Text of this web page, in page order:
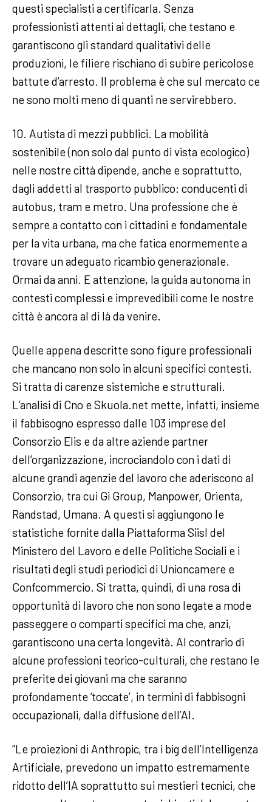
questi specialisti a certificarla. Senza
professionisti attenti ai dettagli, che testano e
garantiscono gli standard qualitativi delle
produzioni, le filiere rischiano di subire pericolose
battute d’arresto. Il problema è che sul mercato ce
ne sono molti meno di quanti ne servirebbero.
10. Autista di mezzi pubblici. La mobilità
sostenibile (non solo dal punto di vista ecologico)
nelle nostre città dipende, anche e soprattutto,
dagli addetti al trasporto pubblico: conducenti di
autobus, tram e metro. Una professione che è
sempre a contatto con i cittadini e fondamentale
per la vita urbana, ma che fatica enormemente a
trovare un adeguato ricambio generazionale.
Ormai da anni. E attenzione, la guida autonoma in
contesti complessi e imprevedibili come le nostre
città è ancora al di là da venire.
Quelle appena descritte sono figure professionali
che mancano non solo in alcuni specifici contesti.
Si tratta di carenze sistemiche e strutturali.
L’analisi di Cno e Skuola.net mette, infatti, insieme
il fabbisogno espresso dalle 103 imprese del
Consorzio Elis e da altre aziende partner
dell’organizzazione, incrociandolo con i dati di
alcune grandi agenzie del lavoro che aderiscono al
Consorzio, tra cui Gi Group, Manpower, Orienta,
Randstad, Umana. A questi si aggiungono le
statistiche fornite dalla Piattaforma Siisl del
Ministero del Lavoro e delle Politiche Sociali e i
risultati degli studi periodici di Unioncamere e
Confcommercio. Si tratta, quindi, di una rosa di
opportunità di lavoro che non sono legate a mode
passeggere o comparti specifici ma che, anzi,
garantiscono una certa longevità. Al contrario di
alcune professioni teorico-culturali, che restano le
preferite dei giovani ma che saranno
profondamente ‘toccate’, in termini di fabbisogni
occupazionali, dalla diffusione dell’AI.
“Le proiezioni di Anthropic, tra i big dell’Intelligenza
Artificiale, prevedono un impatto estremamente
ridotto dell’IA soprattutto sui mestieri tecnici, che